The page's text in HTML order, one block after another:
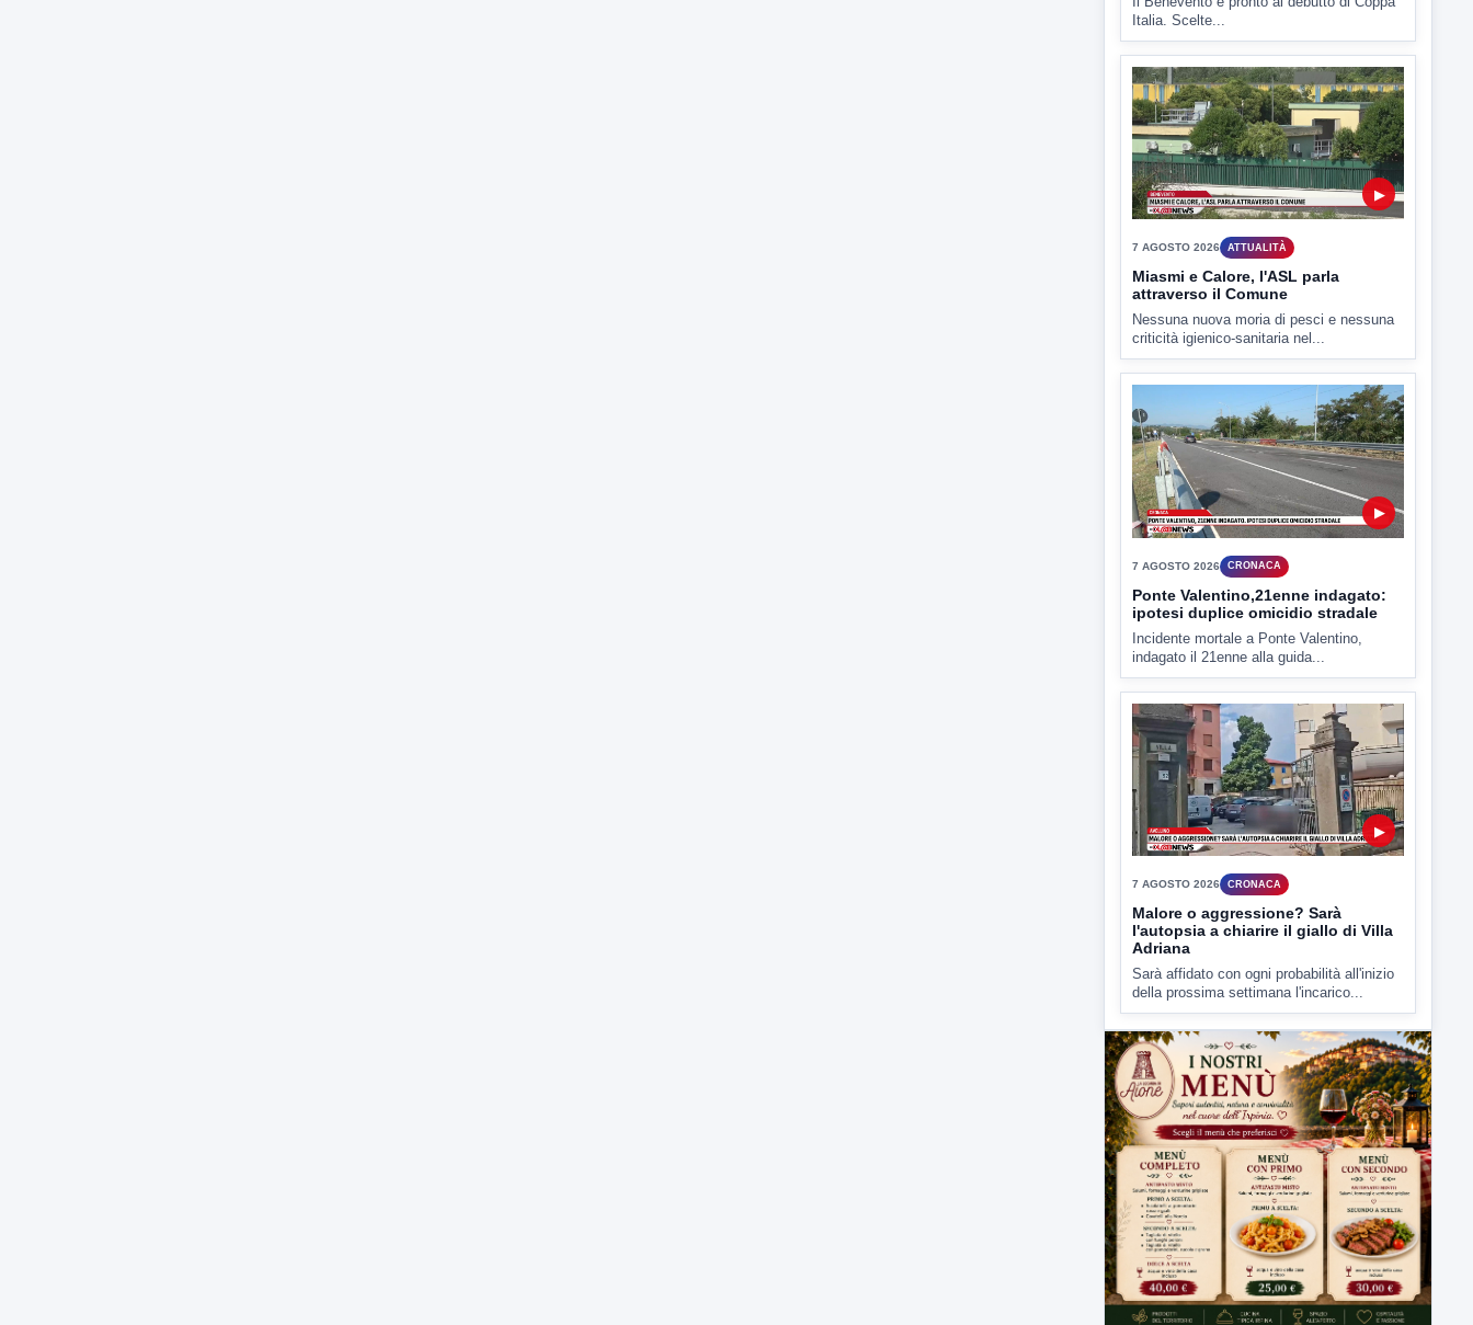
▶
7 AGOSTO 2026 ATTUALITÀ
Miasmi e Calore, l'ASL parla
attraverso il Comune
Nessuna nuova moria di pesci e nessuna
criticità igienico-sanitaria nel...
▶
7 AGOSTO 2026 CRONACA
Ponte Valentino,21enne indagato:
ipotesi duplice omicidio stradale
Incidente mortale a Ponte Valentino,
indagato il 21enne alla guida...
▶
7 AGOSTO 2026 CRONACA
Malore o aggressione? Sarà
l'autopsia a chiarire il giallo di Villa
Adriana
Sarà affidato con ogni probabilità all'inizio
della prossima settimana l'incarico...